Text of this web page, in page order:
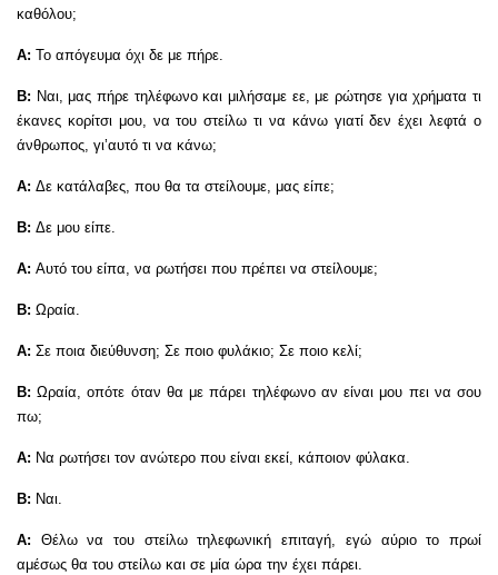
καθόλου;
Α: Το απόγευμα όχι δε με πήρε.
Β: Ναι, μας πήρε τηλέφωνο και μιλήσαμε εε, με ρώτησε για χρήματα τι
έκανες κορίτσι μου, να του στείλω τι να κάνω γιατί δεν έχει λεφτά ο
άνθρωπος, γι’αυτό τι να κάνω;
Α: Δε κατάλαβες, που θα τα στείλουμε, μας είπε;
Β: Δε μου είπε.
Α: Αυτό του είπα, να ρωτήσει που πρέπει να στείλουμε;
Β: Ωραία.
Α: Σε ποια διεύθυνση; Σε ποιο φυλάκιο; Σε ποιο κελί;
Β: Ωραία, οπότε όταν θα με πάρει τηλέφωνο αν είναι μου πει να σου
πω;
Α: Να ρωτήσει τον ανώτερο που είναι εκεί, κάποιον φύλακα.
Β: Ναι.
Α: Θέλω να του στείλω τηλεφωνική επιταγή, εγώ αύριο το πρωί
αμέσως θα του στείλω και σε μία ώρα την έχει πάρει.